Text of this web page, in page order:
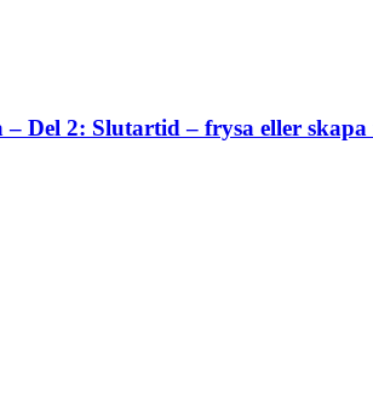
– Del 2: Slutartid – frysa eller skapa